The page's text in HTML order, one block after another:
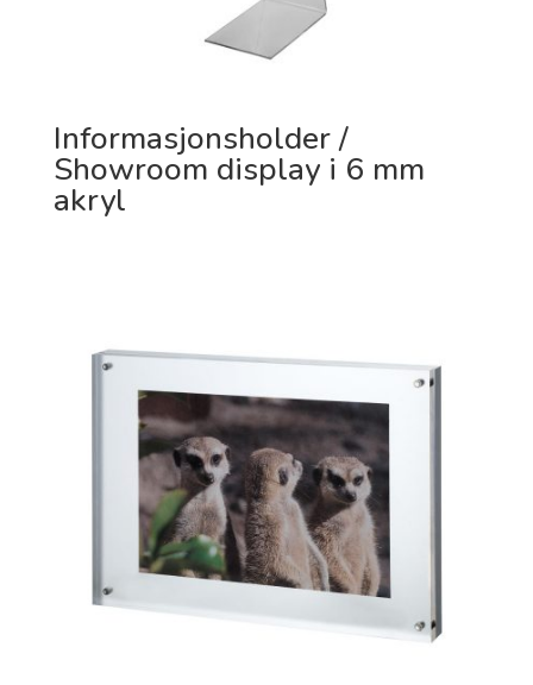
Informasjonsholder /
Showroom display i 6 mm
akryl